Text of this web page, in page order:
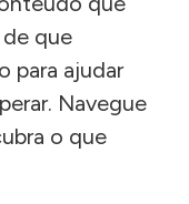
que
para ajudar
Navegue
o que